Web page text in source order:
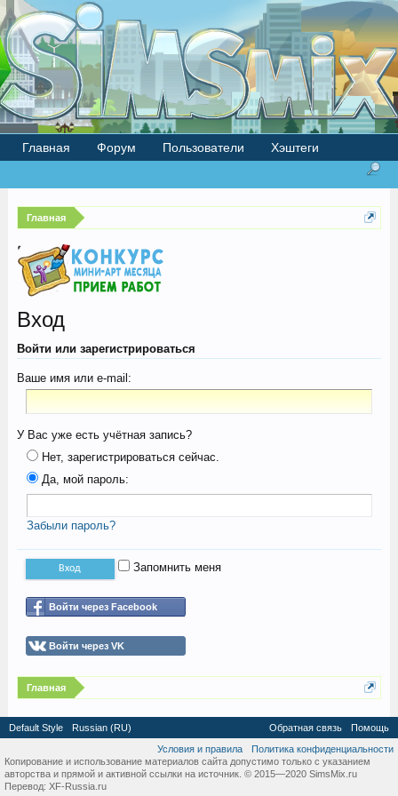
Главная
Вход
Войти или зарегистрироваться
Ваше имя или e-mail:
У Вас уже есть учётная запись?
Нет, зарегистрироваться сейчас.
Да, мой пароль:
Забыли пароль?
Запомнить меня
Войти через Facebook
Войти через VK
Главная
Главная Форум Пользователи Хэштеги
Default Style Russian (RU) Обратная связь
Помощь
Условия и правила
Политика конфиденциальности
Копирование и использование материалов сайта допустимо только с указанием
авторства и прямой и активной ссылки на источник. © 2015—2020 SimsMix.ru
Перевод: XF-Russia.ru